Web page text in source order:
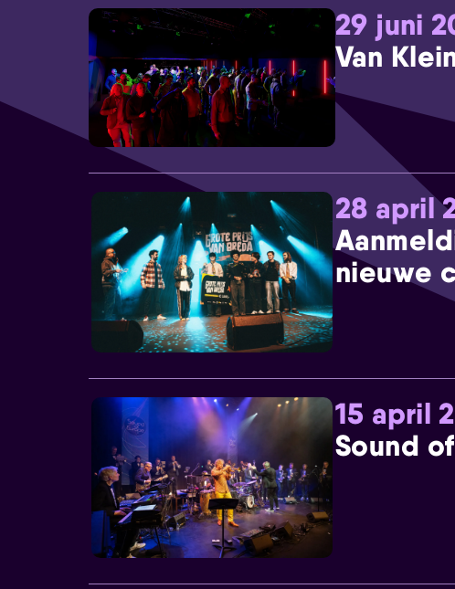
29 juni
Van
28 april
nieuwe
15 april
Sound